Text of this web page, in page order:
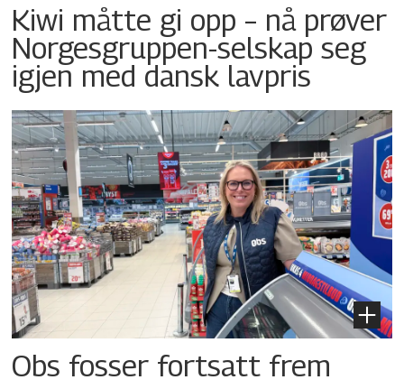
Kiwi måtte gi opp – nå prøver
Norgesgruppen-selskap seg
igjen med dansk lavpris
Obs fosser fortsatt frem